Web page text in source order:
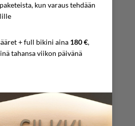
kun varaus tehdään
+ full bikini aina 180 €,
tahansa viikon päivänä